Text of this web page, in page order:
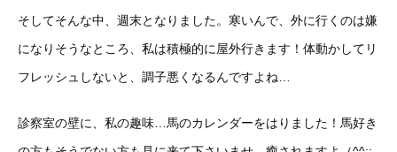
そしてそんな中、週末となりました。寒いんで、外に行くのは嫌
になりそうなところ、私は積極的に屋外行きます！体動かしてリ
フレッシュしないと、調子悪くなるんですよね…
診察室の壁に、私の趣味…馬のカレンダーをはりました！馬好き